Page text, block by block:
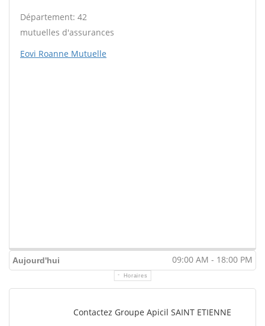
Département: 42
mutuelles d'assurances
Eovi Roanne Mutuelle
Aujourd'hui 09:00 AM - 18:00 PM
Horaires
Contactez Groupe Apicil SAINT ETIENNE